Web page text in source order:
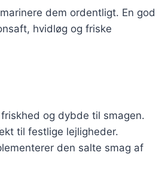
dem ordentligt. En god
hvidløg og friske
og dybde til smagen.
til festlige lejligheder.
den salte smag af